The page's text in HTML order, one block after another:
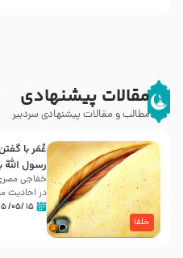
مقالات پیشنهادی
مطالب و مقالات پیشنهادی سردبیر
خلفا
عُمَر با
رسول اللّه
در احادیث
۱۵ /۰۵/ ۱۴۰۵